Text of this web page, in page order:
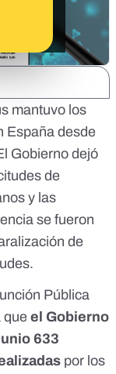
mantuvo los
España desde
Gobierno dejó
de
y las
se fueron
de
Pública
que el Gobierno
633
por los